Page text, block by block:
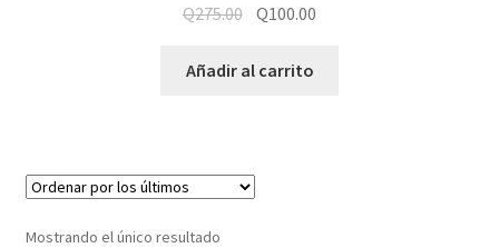
Q275.00 Q100.00
Añadir al carrito
Mostrando el único resultado